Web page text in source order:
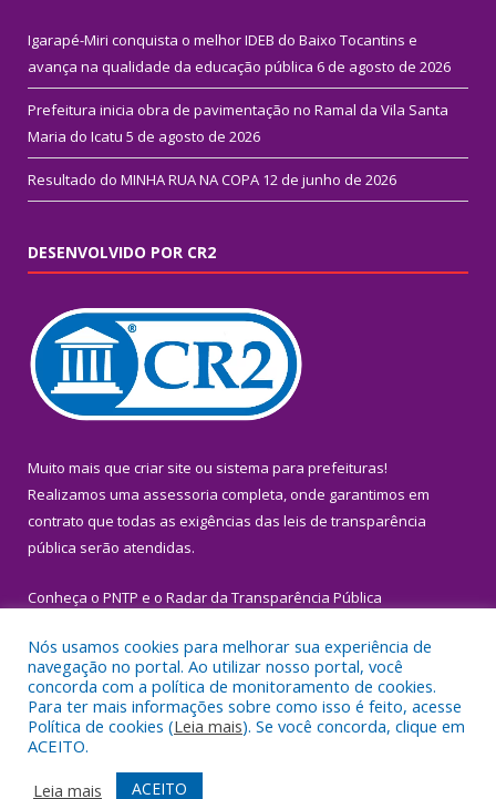
Igarapé-Miri conquista o melhor IDEB do Baixo Tocantins e
avança na qualidade da educação pública 6 de agosto de 2026
Prefeitura inicia obra de pavimentação no Ramal da Vila Santa
Maria do Icatu 5 de agosto de 2026
Resultado do MINHA RUA NA COPA 12 de junho de 2026
DESENVOLVIDO POR CR2
Muito mais que criar site ou sistema para prefeituras!
Realizamos uma assessoria completa, onde garantimos em
contrato que todas as exigências das leis de transparência
pública serão atendidas.
Conheça o PNTP e o Radar da Transparência Pública
Todos os direitos reservados a Prefeitura Municipal de Igarapé-
Miri.
Mapa do Site
Acessar Área Administrativa
Nós usamos cookies para melhorar sua experiência de
navegação no portal. Ao utilizar nosso portal, você
concorda com a política de monitoramento de cookies.
Para ter mais informações sobre como isso é feito, acesse
Política de cookies (Leia mais). Se você concorda, clique em
ACEITO.
Leia mais
ACEITO